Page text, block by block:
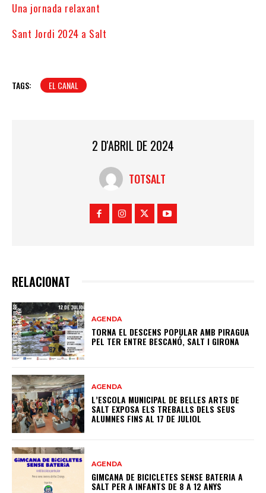
Una jornada relaxant
Sant Jordi 2024 a Salt
TAGS: EL CANAL
2 D'ABRIL DE 2024
TOTSALT
RELACIONAT
AGENDA
TORNA EL DESCENS POPULAR AMB PIRAGUA
PEL TER ENTRE BESCANÓ, SALT I GIRONA
AGENDA
L’ESCOLA MUNICIPAL DE BELLES ARTS DE
SALT EXPOSA ELS TREBALLS DELS SEUS
ALUMNES FINS AL 17 DE JULIOL
AGENDA
GIMCANA DE BICICLETES SENSE BATERIA A
SALT PER A INFANTS DE 8 A 12 ANYS